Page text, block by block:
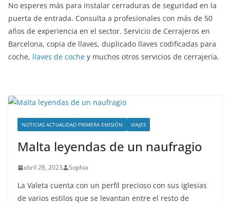
No esperes más para instalar cerraduras de seguridad en la
puerta de entrada. Consulta a profesionales con más de 50
años de experiencia en el sector. Servicio de Cerrajeros en
Barcelona, copia de llaves, duplicado llaves codificadas para
coche, llaves de coche y muchos otros servicios de cerrajería.
NOTICIAS ACTUALIDAD PRIMERA EMISIÓN VIAJES
Malta leyendas de un naufragio
abril 28, 2023 Sophia
La Valeta cuenta con un perfil precioso con sus iglesias
de varios estilos que se levantan entre el resto de